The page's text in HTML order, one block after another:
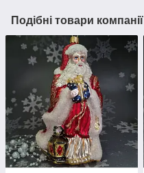
Подібні товари компанії